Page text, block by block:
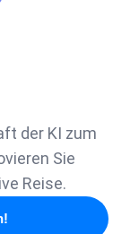
der KI zum
Sie
Reise.